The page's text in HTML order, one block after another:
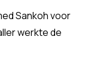
Sankoh voor
werkte de